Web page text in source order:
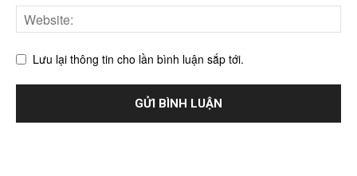
Lưu lại thông tin cho lần bình luận sắp tới.